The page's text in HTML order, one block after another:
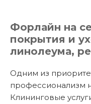
Форлайн на
покрытия и
линолеума,
Одним из
профессионализм
Клининговые